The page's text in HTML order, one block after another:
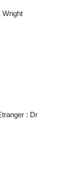
Wright
: Dr